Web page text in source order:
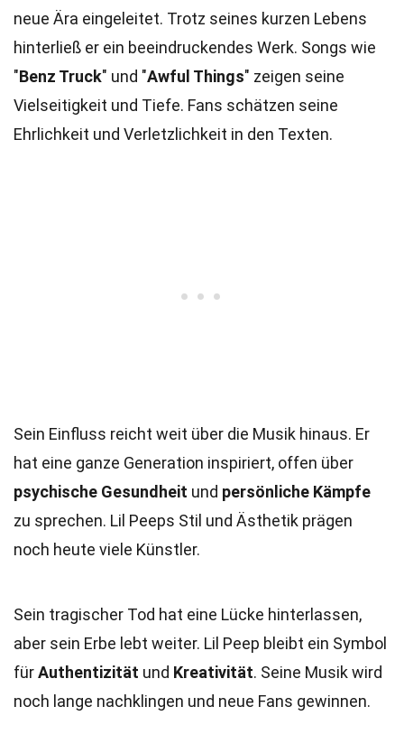
neue Ära eingeleitet. Trotz seines kurzen Lebens
hinterließ er ein beeindruckendes Werk. Songs wie
"Benz Truck" und "Awful Things" zeigen seine
Vielseitigkeit und Tiefe. Fans schätzen seine
Ehrlichkeit und Verletzlichkeit in den Texten.
Sein Einfluss reicht weit über die Musik hinaus. Er
hat eine ganze Generation inspiriert, offen über
psychische Gesundheit und persönliche Kämpfe
zu sprechen. Lil Peeps Stil und Ästhetik prägen
noch heute viele Künstler.
Sein tragischer Tod hat eine Lücke hinterlassen,
aber sein Erbe lebt weiter. Lil Peep bleibt ein Symbol
fürAuthentizität und Kreativität. Seine Musik wird
noch lange nachklingen und neue Fans gewinnen.